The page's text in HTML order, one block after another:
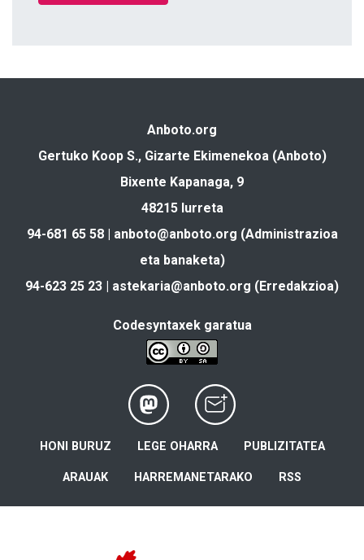
Anboto.org
Gertuko Koop S., Gizarte Ekimenekoa (Anboto)
Bixente Kapanaga, 9
48215 Iurreta
94-681 65 58 | anboto@anboto.org (Administrazioa
eta banaketa)
94-623 25 23 | astekaria@anboto.org (Erredakzioa)
Codesyntaxek garatua
HONI BURUZ LEGE OHARRA PUBLIZITATEA
ARAUAK HARREMANETARAKO RSS